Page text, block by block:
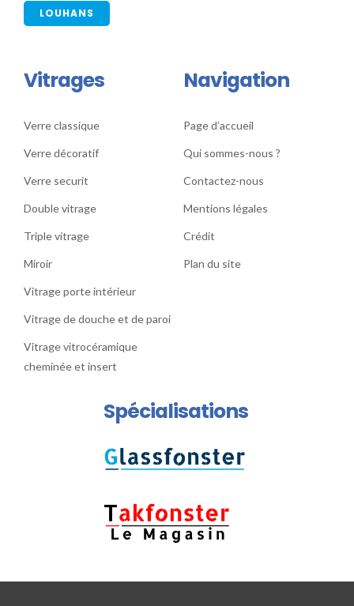
LOUHANS
Vitrages
Verre classique
Verre décoratif
Verre securit
Double vitrage
Triple vitrage
Miroir
Vitrage porte intérieur
Vitrage de douche et de paroi
Vitrage vitrocéramique
cheminée et insert
Navigation
Page d’accueil
Qui sommes-nous ?
Contactez-nous
Mentions légales
Crédit
Plan du site
Spécialisations